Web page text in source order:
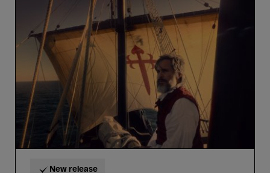
Diaz
New release